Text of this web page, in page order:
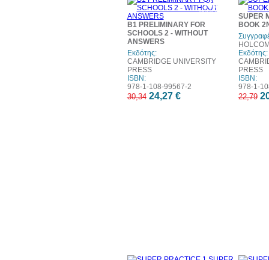
20%
έκπτωση
B1 PRELIMINARY FOR
SCHOOLS 2 - WITHOUT
ANSWERS
Εκδότης:
CAMBRIDGE UNIVERSITY
PRESS
ISBN:
978-1-108-99567-2
30,34 24,27 €
SUPER
BOOK
Εκδότης:
PRESS
ISBN:
978-1-
22,79